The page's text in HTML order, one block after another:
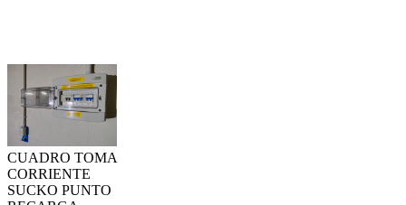
CUADRO TOMA
CORRIENTE
SUCKO PUNTO